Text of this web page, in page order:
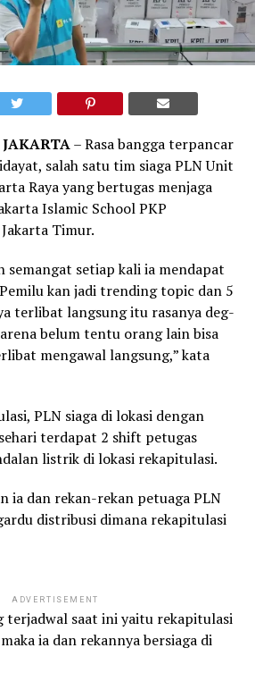
JAKARTA– Rasa bangga terpancar
salah satu tim siaga PLN Unit
Raya yang bertugas menjaga
Islamic School PKP
Timur.
semangat setiap kali ia mendapat
kan jadi trending topic dan 5
terlibat langsung itu rasanya deg-
belum tentu orang lain bisa
mengawal langsung,” kata
PLN siaga di lokasi dengan
terdapat 2 shift petugas
listrik di lokasi rekapitulasi.
ia dan rekan-rekan petuaga PLN
distribusi dimana rekapitulasi
ADVERTISEMENT
terjadwal saat ini yaitu rekapitulasi
ia dan rekannya bersiaga di